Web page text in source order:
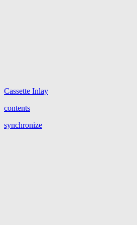
Cassette Inlay
contents
synchronize